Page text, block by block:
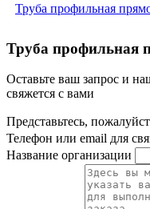
Труба профильная
Труба профильная
Оставьте ваш запрос и
свяжется с вами
Представьтесь,
Телефон или email для
Название организации